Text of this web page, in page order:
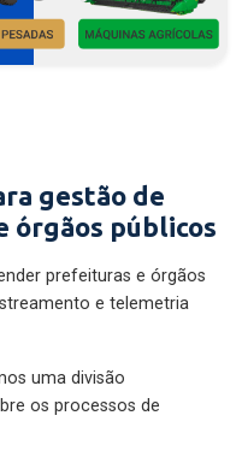
gestão de
órgãos públicos
prefeituras e órgãos
e telemetria
uma divisão
os processos de